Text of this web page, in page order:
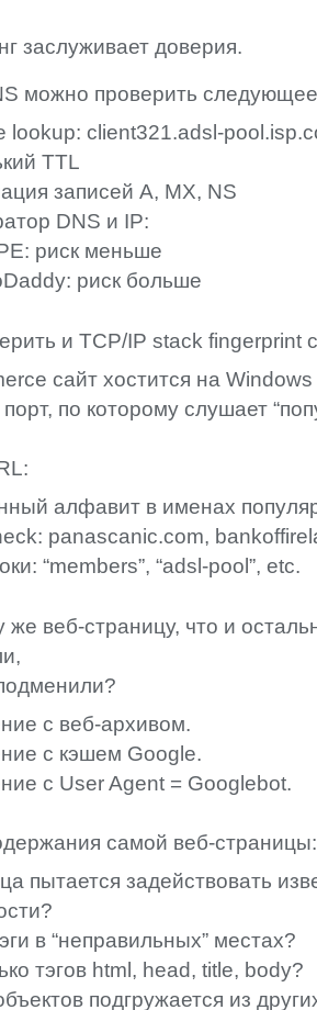
заслуживает доверия.
можно проверить
lookup: client321.adsl-
TTL
записей A, MX, NS
DNS и IP:
: риск меньше
риск больше
и TCP/IP stack fingerprint
сайт хостится на
по которому слушает
:
алфавит в именах
panascanic.com,
“members”, “adsl-pool”, etc.
веб-страницу, что и
с веб-архивом.
с кэшем Google.
с User Agent = Googlebot.
самой веб-страницы:
пытается задействовать
в “неправильных” местах?
тэгов html, head, title, body?
подгружается из